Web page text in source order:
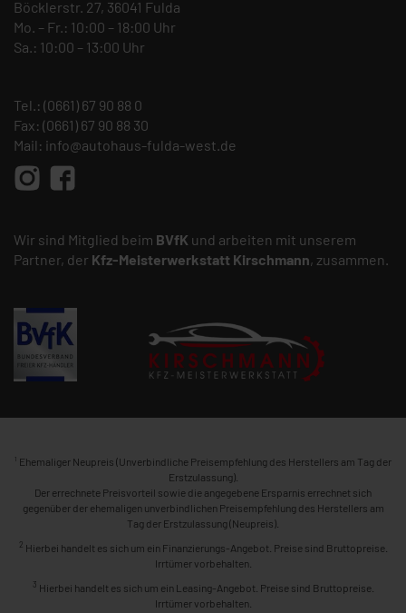
Böcklerstr. 27, 36041 Fulda
Mo. – Fr.: 10:00 – 18:00 Uhr
Sa.: 10:00 – 13:00 Uhr
Tel.: (0661) 67 90 88 0
Fax: (0661) 67 90 88 30
Mail: info@autohaus-fulda-west.de
Wir sind Mitglied beim BVfK und arbeiten mit unserem
Partner, der Kfz-Meisterwerkstatt Kirschmann, zusammen.
1 Ehemaliger Neupreis (Unverbindliche Preisempfehlung des Herstellers am Tag der
Erstzulassung).
Der errechnete Preisvorteil sowie die angegebene Ersparnis errechnet sich
gegenüber der ehemaligen unverbindlichen Preisempfehlung des Herstellers am
Tag der Erstzulassung (Neupreis).
2 Hierbei handelt es sich um ein Finanzierungs-Angebot. Preise sind Bruttopreise.
Irrtümer vorbehalten.
3 Hierbei handelt es sich um ein Leasing-Angebot. Preise sind Bruttopreise.
Irrtümer vorbehalten.